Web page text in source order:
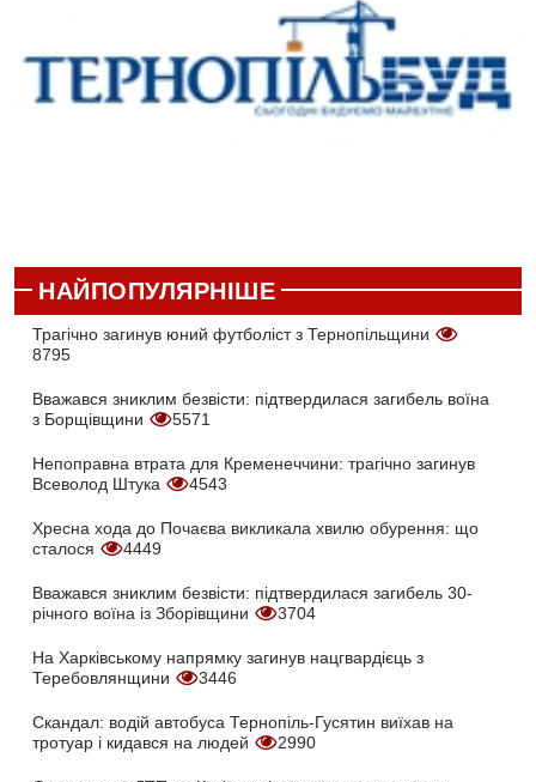
НАЙПОПУЛЯРНІШЕ
Трагічно загинув юний футболіст з Тернопільщини
8795
Вважався зниклим безвісти: підтвердилася загибель воїна
з Борщівщини
5571
Непоправна втрата для Кременеччини: трагічно загинув
Всеволод Штука
4543
Хресна хода до Почаєва викликала хвилю обурення: що
сталося
4449
Вважався зниклим безвісти: підтвердилася загибель 30-
річного воїна із Зборівщини
3704
На Харківському напрямку загинув нацгвардієць з
Теребовлянщини
3446
Скандал: водій автобуса Тернопіль-Гусятин виїхав на
тротуар і кидався на людей
2990